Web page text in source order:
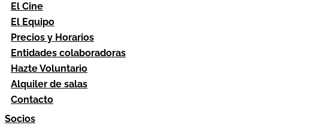
El Cine
El Equipo
Precios y Horarios
Entidades colaboradoras
Hazte Voluntario
Alquiler de salas
Contacto
Socios